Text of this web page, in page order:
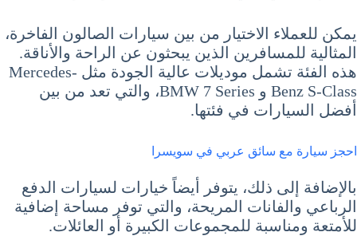
يمكن للعملاء الاختيار من بين سيارات الصالون الفاخرة،
المثالية للمسافرين الذين يبحثون عن الراحة والأناقة.
هذه الفئة تشمل موديلات عالية الجودة مثل Mercedes-
Benz S-Class و BMW 7 Series، والتي تعد من بين
أفضل السيارات في فئتها.
احجز سيارة مع سائق عربي في سويسرا
بالإضافة إلى ذلك، يتوفر أيضاً خيارات لسيارات الدفع
الرباعي والفانات المريحة، والتي توفر مساحة إضافية
للأمتعة ومناسبة للمجموعات الكبيرة أو العائلات.